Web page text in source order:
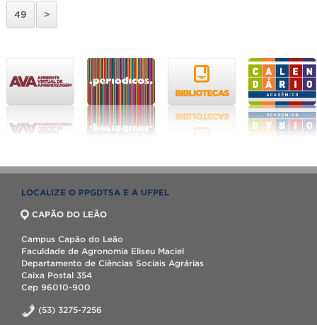
49 >
LOCALIZE O PPGDTSA E A UFPEL
CAPÃO DO LEÃO
Campus Capão do Leão
Faculdade de Agronomia Eliseu Maciel
Departamento de Ciências Sociais Agrárias
Caixa Postal 354
Cep 96010-900
(53) 3275-7256